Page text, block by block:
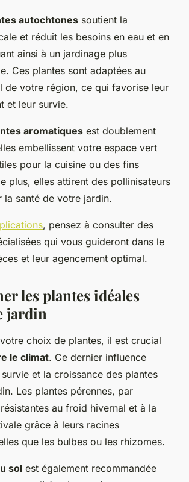
autochtones soutient la
et réduit les besoins en eau et en
ainsi à un jardinage plus
Ces plantes sont adaptées au
de votre région, ce qui favorise leur
et leur survie.
aromatiques est doublement
embellissent votre espace vert
pour la cuisine ou des fins
plus, elles attirent des pollinisateurs
la santé de votre jardin.
, pensez à consulter des
qui vous guideront dans le
et leur agencement optimal.
les plantes idéales
jardin
choix de plantes, il est crucial
le climat. Ce dernier influence
et la croissance des plantes
Les plantes pérennes, par
au froid hivernal et à la
grâce à leurs racines
que les bulbes ou les rhizomes.
sol est également recommandée